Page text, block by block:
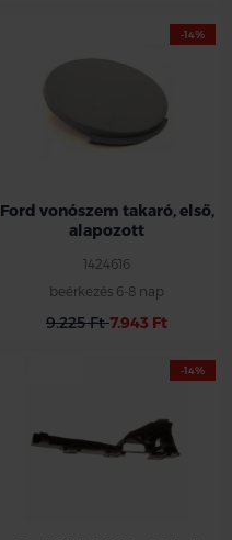
-14%
Ford vonószem takaró, első,
alapozott
1424616
beérkezés 6-8 nap
9.225 Ft7.943 Ft
-14%